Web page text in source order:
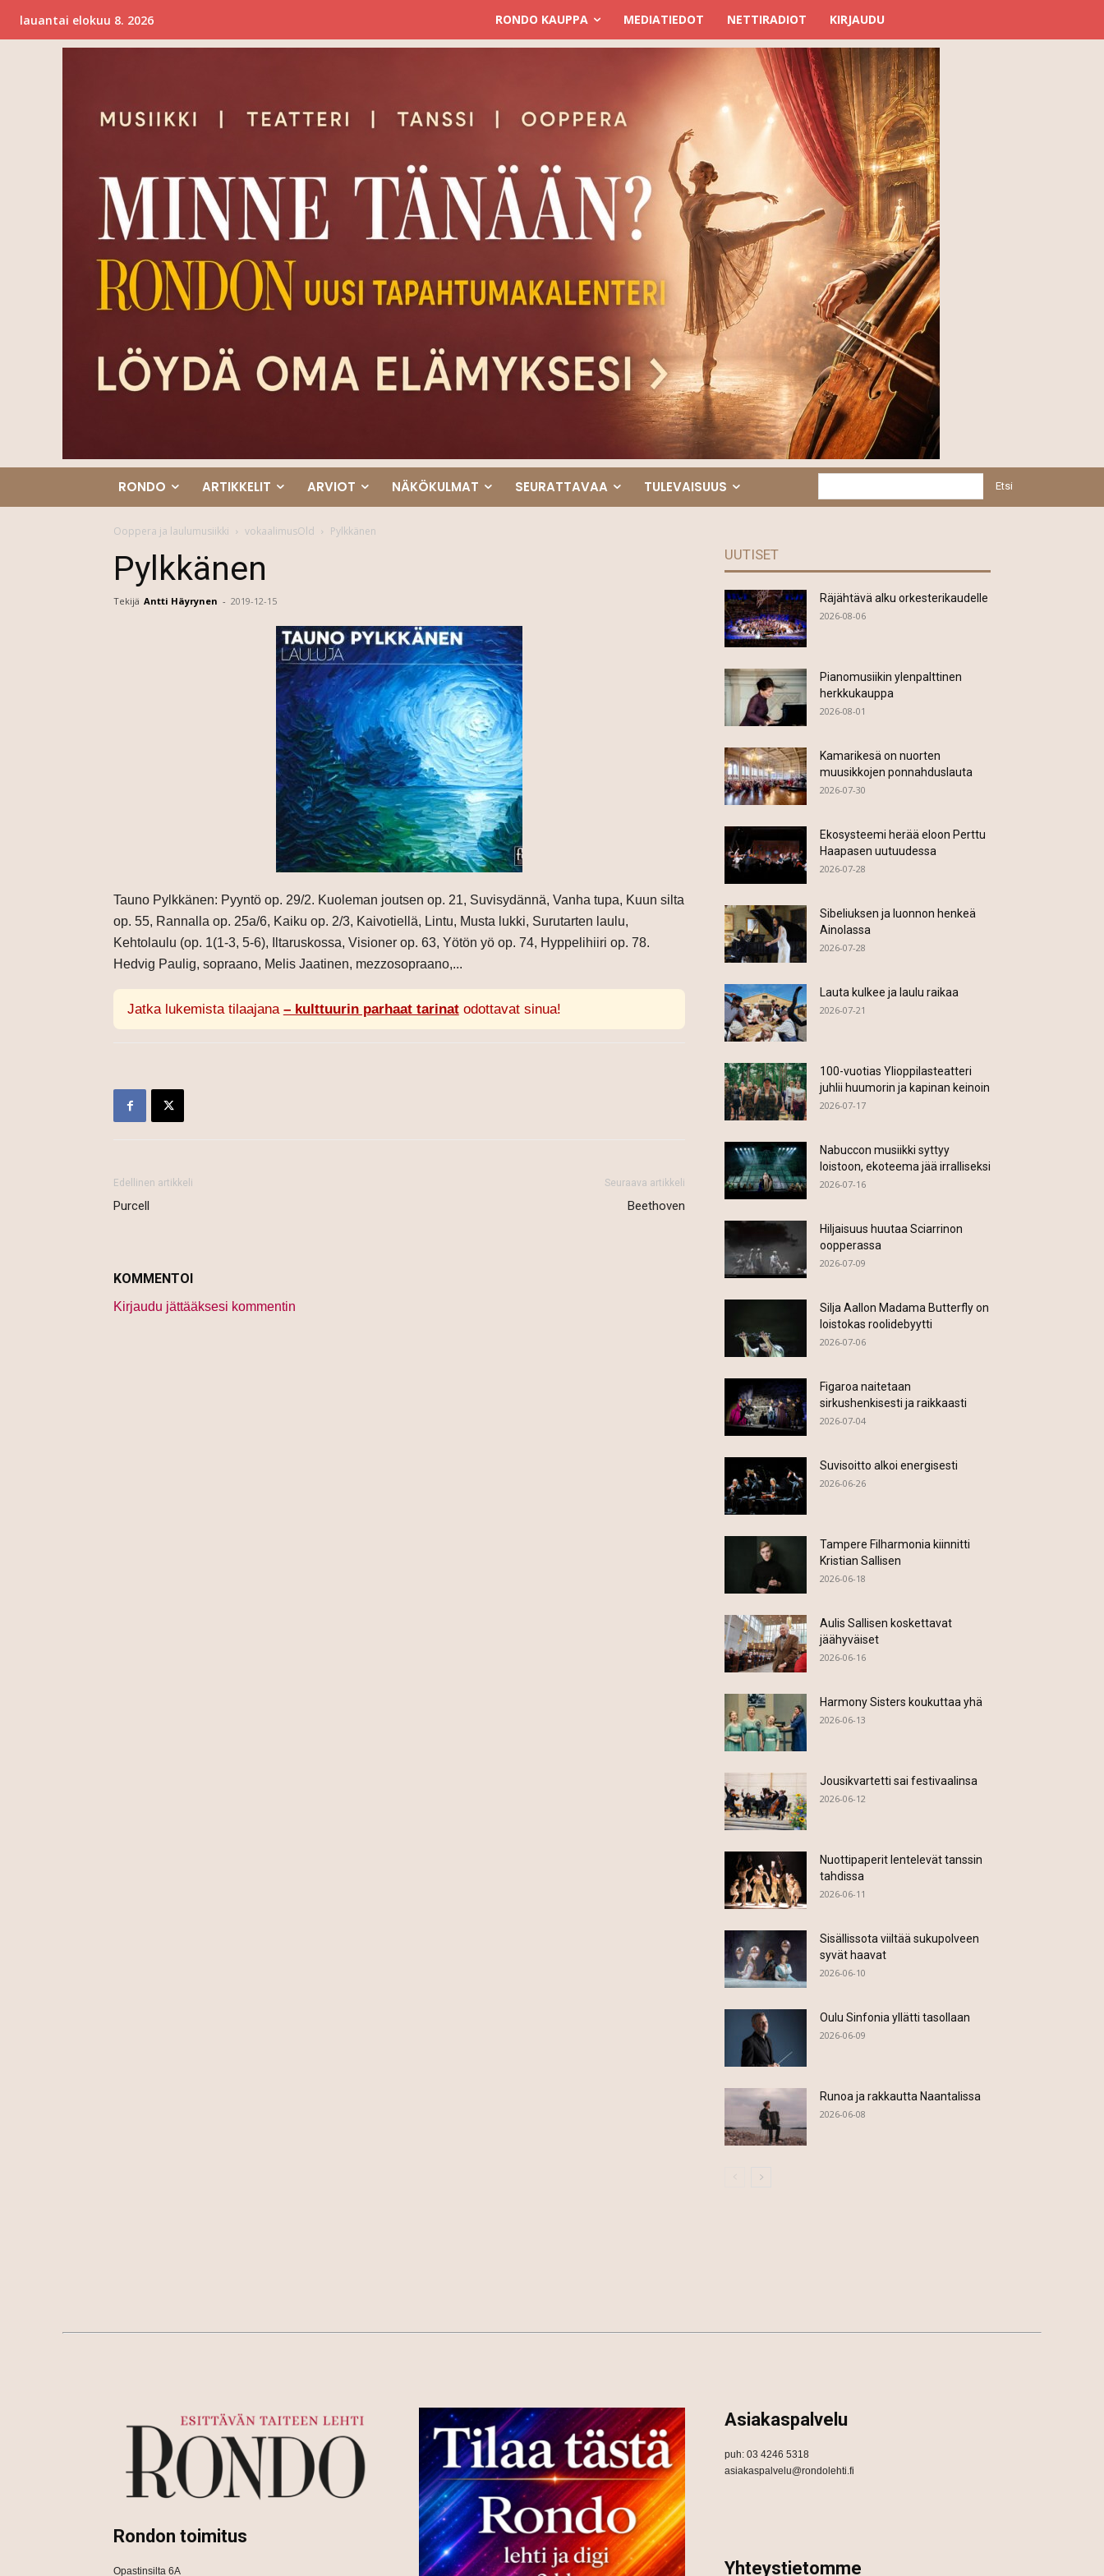
lauantai elokuu 8. 2026 RONDO KAUPPA MEDIATIEDOT NETTIRADIOT KIRJAUDU
RONDO ARTIKKELIT ARVIOT NÄKÖKULMAT SEURATTAVAA TULEVAISUUS Etsi
Ooppera ja laulumusiikki vokaalimusOld Pylkkänen
Pylkkänen
Tekijä Antti Häyrynen - 2019-12-15
Tauno Pylkkänen: Pyyntö op. 29/2. Kuoleman joutsen op. 21, Suvisydännä, Vanha tupa, Kuun silta
op. 55, Rannalla op. 25a/6, Kaiku op. 2/3, Kaivotiellä, Lintu, Musta lukki, Surutarten laulu,
Kehtolaulu (op. 1(1-3, 5-6), Iltaruskossa, Visioner op. 63, Yötön yö op. 74, Hyppelihiiri op. 78.
Hedvig Paulig, sopraano, Melis Jaatinen, mezzosopraano,...
Jatka lukemista tilaajana – kulttuurin parhaat tarinatodottavat sinua!
Edellinen artikkeli
Purcell
Seuraava artikkeli
Beethoven
KOMMENTOI
Kirjaudu jättääksesi kommentin
UUTISET
Räjähtävä alku orkesterikaudelle
2026-08-06
Pianomusiikin ylenpalttinen
herkkukauppa
2026-08-01
Kamarikesä on nuorten
muusikkojen ponnahduslauta
2026-07-30
Ekosysteemi herää eloon Perttu
Haapasen uutuudessa
2026-07-28
Sibeliuksen ja luonnon henkeä
Ainolassa
2026-07-28
Lauta kulkee ja laulu raikaa
2026-07-21
100-vuotias Ylioppilasteatteri
juhlii huumorin ja kapinan keinoin
2026-07-17
Nabuccon musiikki syttyy
loistoon, ekoteema jää irralliseksi
2026-07-16
Hiljaisuus huutaa Sciarrinon
oopperassa
2026-07-09
Silja Aallon Madama Butterfly on
loistokas roolidebyytti
2026-07-06
Figaroa naitetaan
sirkushenkisesti ja raikkaasti
2026-07-04
Suvisoitto alkoi energisesti
2026-06-26
Tampere Filharmonia kiinnitti
Kristian Sallisen
2026-06-18
Aulis Sallisen koskettavat
jäähyväiset
2026-06-16
Harmony Sisters koukuttaa yhä
2026-06-13
Jousikvartetti sai festivaalinsa
2026-06-12
Nuottipaperit lentelevät tanssin
tahdissa
2026-06-11
Sisällissota viiltää sukupolveen
syvät haavat
2026-06-10
Oulu Sinfonia yllätti tasollaan
2026-06-09
Runoa ja rakkautta Naantalissa
2026-06-08
Rondon toimitus
Opastinsilta 6A
Asiakaspalvelu
puh: 03 4246 5318
asiakaspalvelu@rondolehti.fi
Yhteystietomme